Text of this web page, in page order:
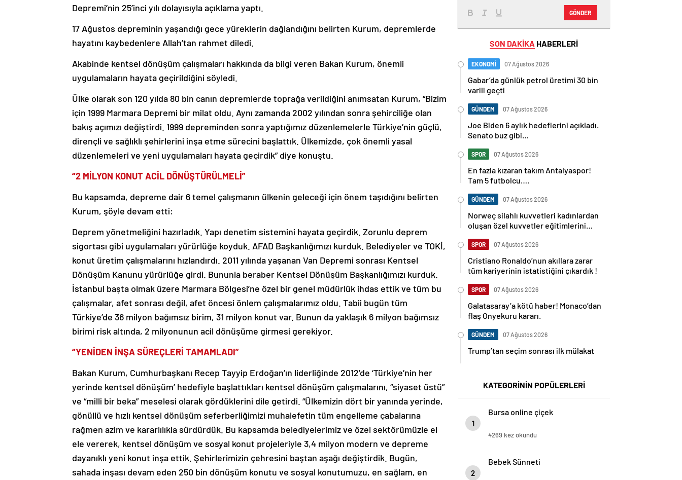
Depremi’nin 25’inci yılı dolayısıyla açıklama yaptı.
17 Ağustos depreminin yaşandığı gece yüreklerin dağlandığını belirten Kurum, depremlerde
hayatını kaybedenlere Allah’tan rahmet diledi.
Akabinde kentsel dönüşüm çalışmaları hakkında da bilgi veren Bakan Kurum, önemli
uygulamaların hayata geçirildiğini söyledi.
Ülke olarak son 120 yılda 80 bin canın depremlerde toprağa verildiğini anımsatan Kurum, “Bizim
için 1999 Marmara Depremi bir milat oldu. Aynı zamanda 2002 yılından sonra şehirciliğe olan
bakış açımızı değiştirdi. 1999 depreminden sonra yaptığımız düzenlemelerle Türkiye’nin güçlü,
dirençli ve sağlıklı şehirlerini inşa etme sürecini başlattık. Ülkemizde, çok önemli yasal
düzenlemeleri ve yeni uygulamaları hayata geçirdik” diye konuştu.
“2 MİLYON KONUT ACİL DÖNÜŞTÜRÜLMELİ”
Bu kapsamda, depreme dair 6 temel çalışmanın ülkenin geleceği için önem taşıdığını belirten
Kurum, şöyle devam etti:
Deprem yönetmeliğini hazırladık. Yapı denetim sistemini hayata geçirdik. Zorunlu deprem
sigortası gibi uygulamaları yürürlüğe koyduk. AFAD Başkanlığımızı kurduk. Belediyeler ve TOKİ,
konut üretim çalışmalarını hızlandırdı. 2011 yılında yaşanan Van Depremi sonrası Kentsel
Dönüşüm Kanunu yürürlüğe girdi. Bununla beraber Kentsel Dönüşüm Başkanlığımızı kurduk.
İstanbul başta olmak üzere Marmara Bölgesi’ne özel bir genel müdürlük ihdas ettik ve tüm bu
çalışmalar, afet sonrası değil, afet öncesi önlem çalışmalarımız oldu. Tabii bugün tüm
Türkiye’de 36 milyon bağımsız birim, 31 milyon konut var. Bunun da yaklaşık 6 milyon bağımsız
birimi risk altında, 2 milyonunun acil dönüşüme girmesi gerekiyor.
“YENİDEN İNŞA SÜREÇLERİ TAMAMLADI”
Bakan Kurum, Cumhurbaşkanı Recep Tayyip Erdoğan’ın liderliğinde 2012’de ‘Türkiye’nin her
yerinde kentsel dönüşüm’ hedefiyle başlattıkları kentsel dönüşüm çalışmalarını, “siyaset üstü”
ve “milli bir beka” meselesi olarak gördüklerini dile getirdi. “Ülkemizin dört bir yanında yerinde,
gönüllü ve hızlı kentsel dönüşüm seferberliğimizi muhalefetin tüm engelleme çabalarına
rağmen azim ve kararlılıkla sürdürdük. Bu kapsamda belediyelerimiz ve özel sektörümüzle el
ele vererek, kentsel dönüşüm ve sosyal konut projeleriyle 3,4 milyon modern ve depreme
dayanıklı yeni konut inşa ettik. Şehirlerimizin çehresini baştan aşağı değiştirdik. Bugün,
sahada inşası devam eden 250 bin dönüşüm konutu ve sosyal konutumuzu, en sağlam, en
GÖNDER
SON DAKİKA HABERLERİ
EKONOMİ 07 Ağustos 2026
Gabar’da günlük petrol üretimi 30 bin
varili geçti
GÜNDEM 07 Ağustos 2026
Joe Biden 6 aylık hedeflerini açıkladı.
Senato buz gibi…
SPOR 07 Ağustos 2026
En fazla kızaran takım Antalyaspor!
Tam 5 futbolcu….
GÜNDEM 07 Ağustos 2026
Norweç silahlı kuvvetleri kadınlardan
oluşan özel kuvvetler eğitimlerini
SPOR 07 Ağustos 2026
Cristiano Ronaldo’nun akıllara zarar
tüm kariyerinin istatistiğini çıkardık !
SPOR 07 Ağustos 2026
Galatasaray’a kötü haber! Monaco’dan
flaş Onyekuru kararı.
GÜNDEM 07 Ağustos 2026
Trump’tan seçim sonrası ilk mülakat
KATEGORİNİN POPÜLERLERİ
1
Bursa online çiçek
4269 kez okundu
2
Bebek Sünneti